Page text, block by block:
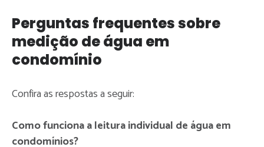
Perguntas frequentes sobre
medição de água em
condomínio
Confira as respostas a seguir:
Como funciona a leitura individual de água em
condomínios?